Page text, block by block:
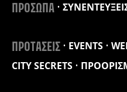
ΠΡΟΣΩΠΑ
ΠΡΟΤΑΣΕΙΣ EVENTS
CITY SECRETS